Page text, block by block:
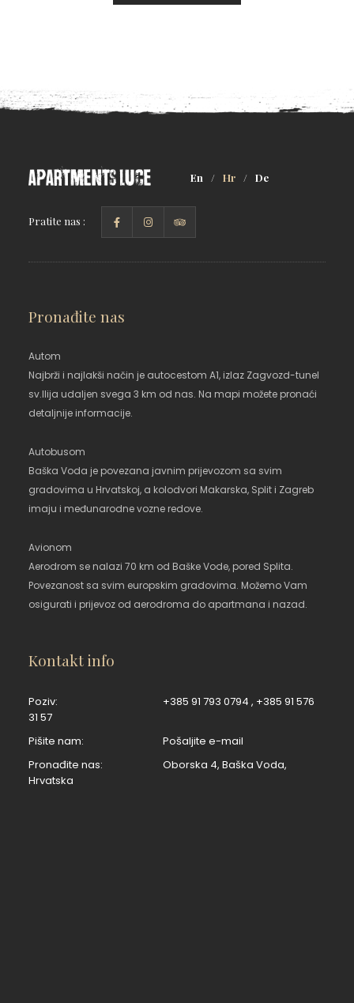
En / Hr / De
Pratite nas :
Pronađite nas
Autom
Najbrži i najlakši način je autocestom A1, izlaz Zagvozd-tunel
sv.Ilija udaljen svega 3 km od nas. Na mapi možete pronaći
detaljnije informacije.
Autobusom
Baška Voda je povezana javnim prijevozom sa svim
gradovima u Hrvatskoj, a kolodvori Makarska, Split i Zagreb
imaju i međunarodne vozne redove.
Avionom
Aerodrom se nalazi 70 km od Baške Vode, pored Splita.
Povezanost sa svim europskim gradovima. Možemo Vam
osigurati i prijevoz od aerodroma do apartmana i nazad.
Kontakt info
Poziv: +385 91 793 0794 , +385 91 576
31 57
Pišite nam:
Pošaljite e-mail
Pronađite nas:
Oborska 4, Baška Voda,
Hrvatska